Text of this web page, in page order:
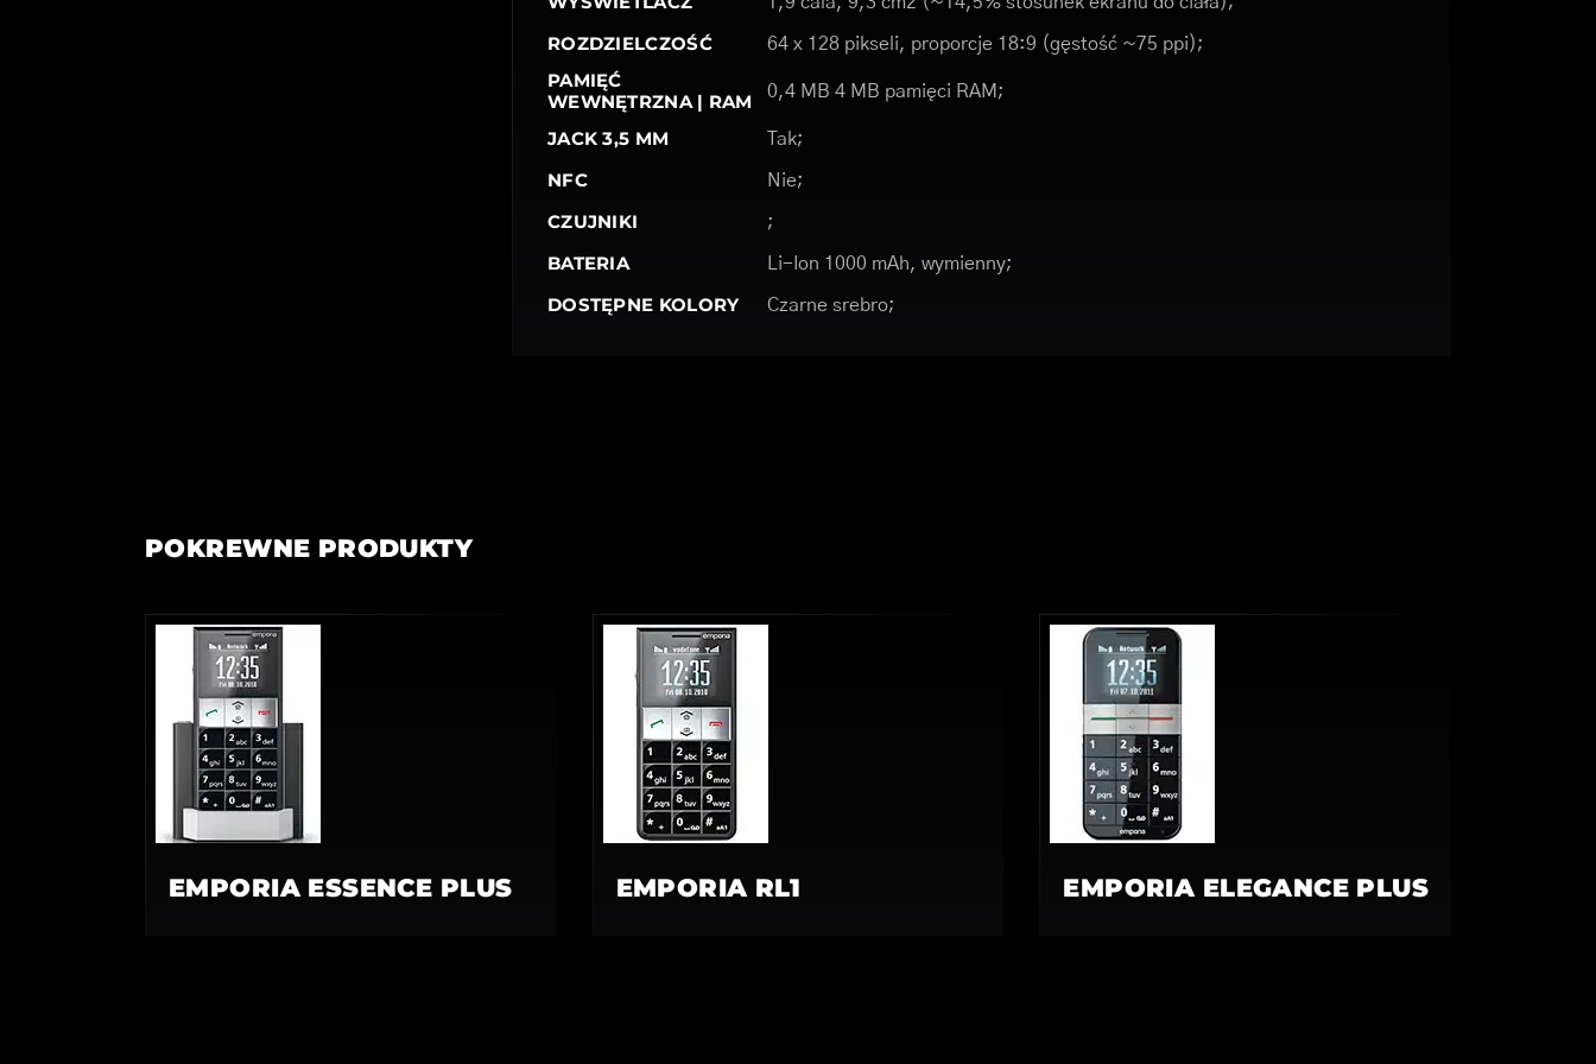
ROZDZIELCZOŚĆ 64 x 128 pikseli, proporcje 18:9 (gęstość ~75 ppi);
PAMIĘĆ
WEWNĘTRZNA | RAM
0,4 MB 4 MB pamięci RAM;
JACK 3,5 MM Tak;
NFC Nie;
CZUJNIKI ;
BATERIA Li-Ion 1000 mAh, wymienny;
DOSTĘPNE KOLORY Czarne srebro;
POKREWNE PRODUKTY
EMPORIA ESSENCE PLUS EMPORIA RL1 EMPORIA ELEGANCE PLUS